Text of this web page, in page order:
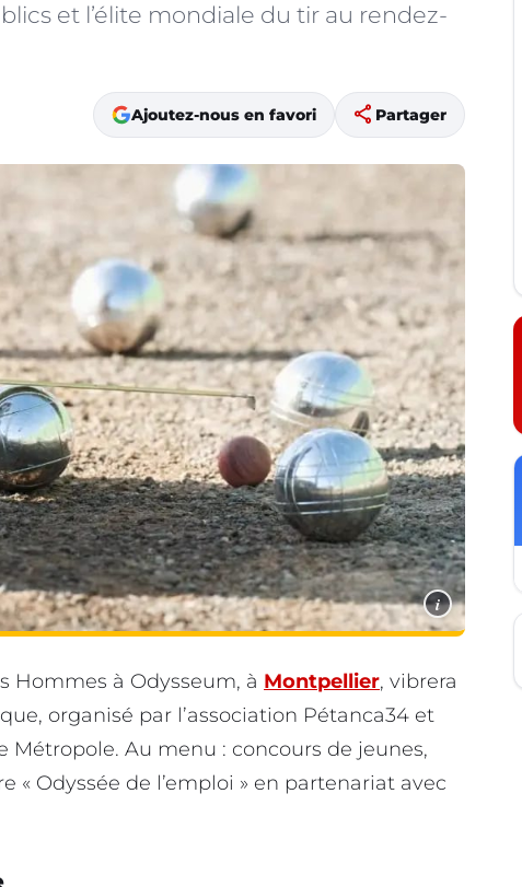
et l’élite mondiale du tir au rendez-
Ajoutez-nous en favori share Partager
i
Hommes à Odysseum, à Montpellier, vibrera
organisé par l’association Pétanca34 et
Au menu : concours de jeunes,
« Odyssée de l’emploi » en partenariat avec